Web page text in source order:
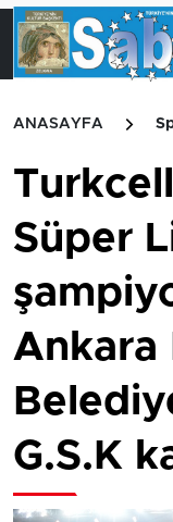
ANASAYFA
Süper
Ankara
G.S.K